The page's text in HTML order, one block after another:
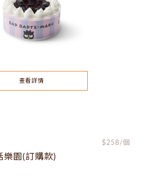
查看詳情
$258/個
園(訂購款)